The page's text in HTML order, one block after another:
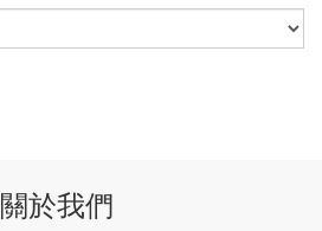
關於我們